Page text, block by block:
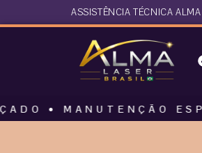
ASSISTÊNCIA TÉCNICA